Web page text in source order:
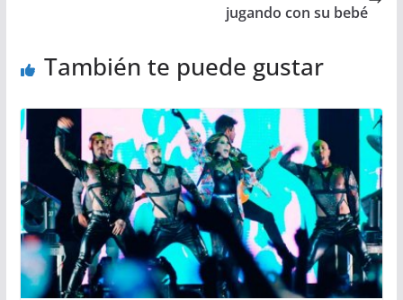
jugando con su bebé
También te puede gustar